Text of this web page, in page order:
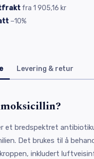
fra 1 905,16 kr
−10%
Levering & retur
et bredspektret
Det brukes til å
inkludert